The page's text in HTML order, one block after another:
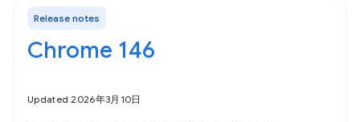
Release notes
Chrome 146
Updated 2026年3月10日